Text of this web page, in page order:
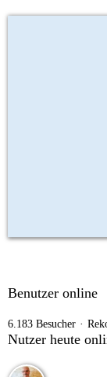
Benutzer online
6.183 Besucher
Nutzer heute